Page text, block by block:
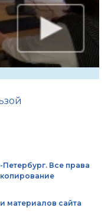
Все права
материалов сайта